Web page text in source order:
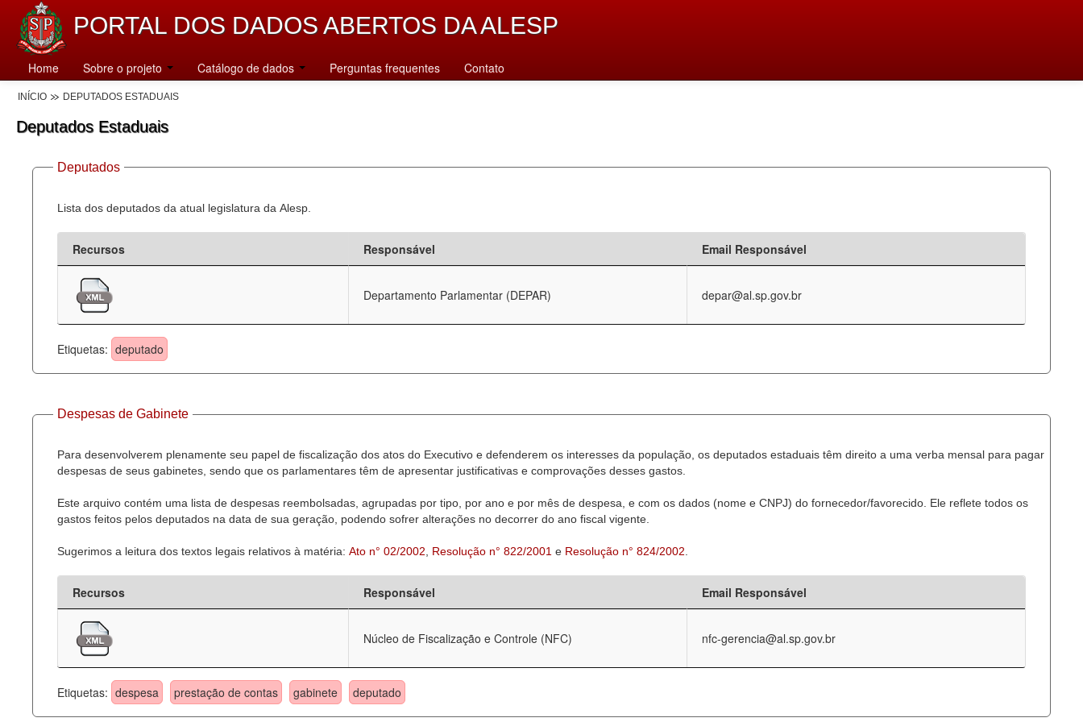
PORTAL DOS DADOS ABERTOS DA ALESP
Home Sobre o projeto Catálogo de dados Perguntas frequentes Contato
INÍCIO DEPUTADOS ESTADUAIS
Deputados Estaduais
Deputados
Lista dos deputados da atual legislatura da Alesp.
Recursos Responsável Email Responsável
Departamento Parlamentar (DEPAR) depar@al.sp.gov.br
Etiquetas: deputado
Despesas de Gabinete
Para desenvolverem plenamente seu papel de fiscalização dos atos do Executivo e defenderem os interesses da população, os deputados estaduais têm direito a uma verba mensal para pagar
despesas de seus gabinetes, sendo que os parlamentares têm de apresentar justificativas e comprovações desses gastos.
Este arquivo contém uma lista de despesas reembolsadas, agrupadas por tipo, por ano e por mês de despesa, e com os dados (nome e CNPJ) do fornecedor/favorecido. Ele reflete todos os
gastos feitos pelos deputados na data de sua geração, podendo sofrer alterações no decorrer do ano fiscal vigente.
Sugerimos a leitura dos textos legais relativos à matéria: Ato n° 02/2002 Resolução n° 822/2001 e Resolução n° 824/2002
Recursos Responsável Email Responsável
Núcleo de Fiscalização e Controle (NFC) nfc-gerencia@al.sp.gov.br
Etiquetas: despesa prestação de contas gabinete deputado